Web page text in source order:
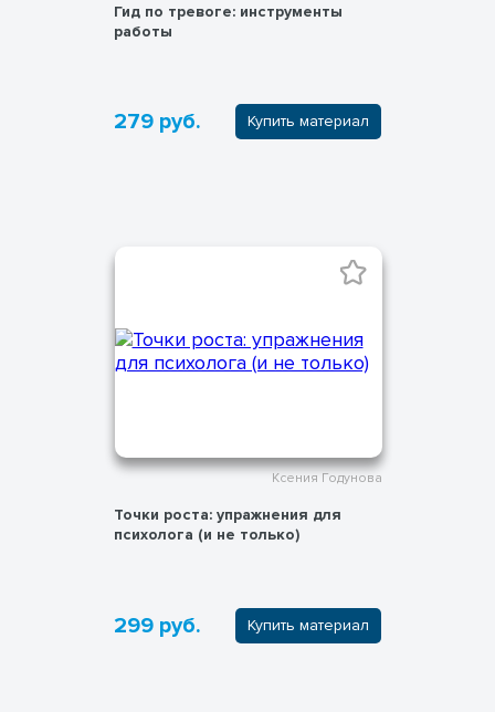
Гид по тревоге: инструменты
работы
279 руб. Купить материал
Ксения Годунова
Точки роста: упражнения для
психолога (и не только)
299 руб. Купить материал